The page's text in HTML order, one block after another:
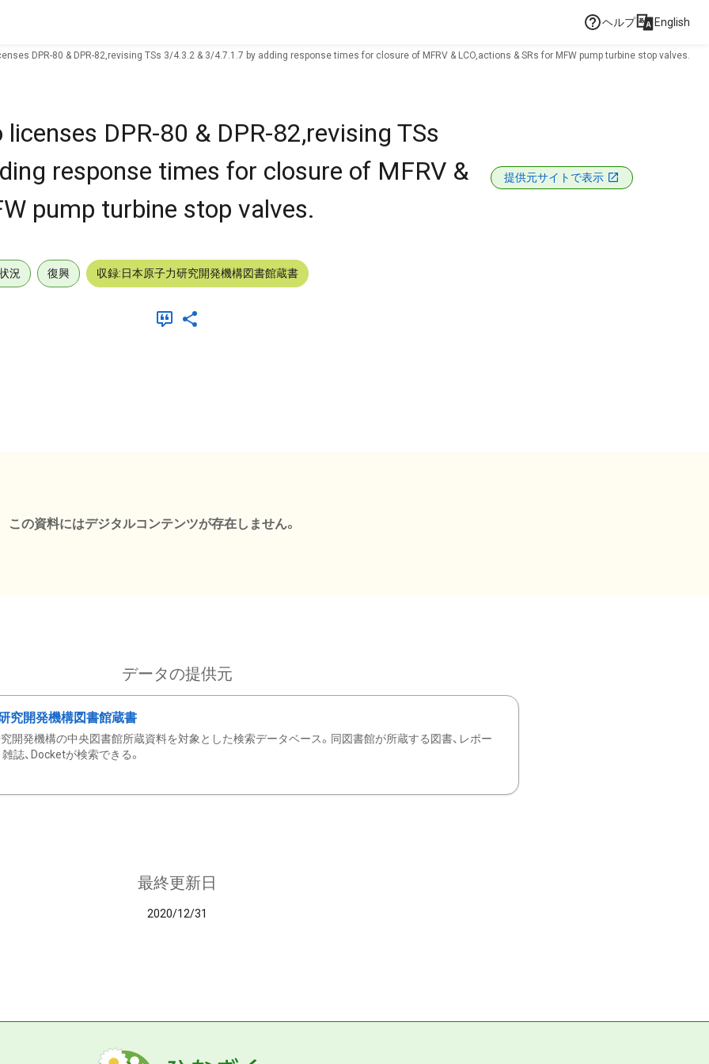
ヘルプ English
DPR-80 & DPR-82,revising TSs 3/4.3.2 & 3/4.7.1.7 by adding response times for closure of MFRV & LCO,actions & SRs for MFW pump turbine stop valves.
DPR-80 & DPR-82,revising TSs
response times for closure of MFRV &
pump turbine stop valves.
提供元サイトで表示
況 復興 収録:日本原子力研究開発機構図書館蔵書
この資料にはデジタルコンテンツが存在しません。
データの提供元
究開発機構図書館蔵書
開発機構の中央図書館所蔵資料を対象とした検索データベース。同図書館が所蔵する図書、レポー
雑誌、Docketが検索できる。
最終更新日
2020/12/31